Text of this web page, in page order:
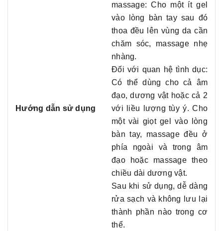
Hướng dẫn sử dụng
massage: Cho một ít gel
vào lòng bàn tay sau đó
thoa đều lên vùng da cần
chăm sóc, massage nhẹ
nhàng.
Đối với quan hệ tình dục:
Có thể dùng cho cả âm
đạo, dương vật hoặc cả 2
với liều lượng tùy ý. Cho
một vài giọt gel vào lòng
bàn tay, massage đều ở
phía ngoài và trong âm
đạo hoặc massage theo
chiều dài dương vật.
Sau khi sử dụng, dễ dàng
rửa sạch và không lưu lại
thành phần nào trong cơ
thể.